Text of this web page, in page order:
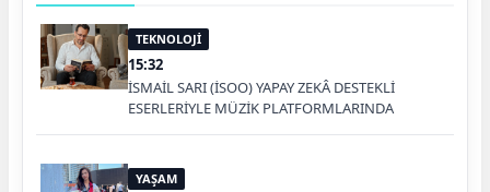
TEKNOLOJİ
15:32
İSMAİL SARI (İSOO) YAPAY ZEKÂ DESTEKLİ
ESERLERİYLE MÜZİK PLATFORMLARINDA
YAŞAM